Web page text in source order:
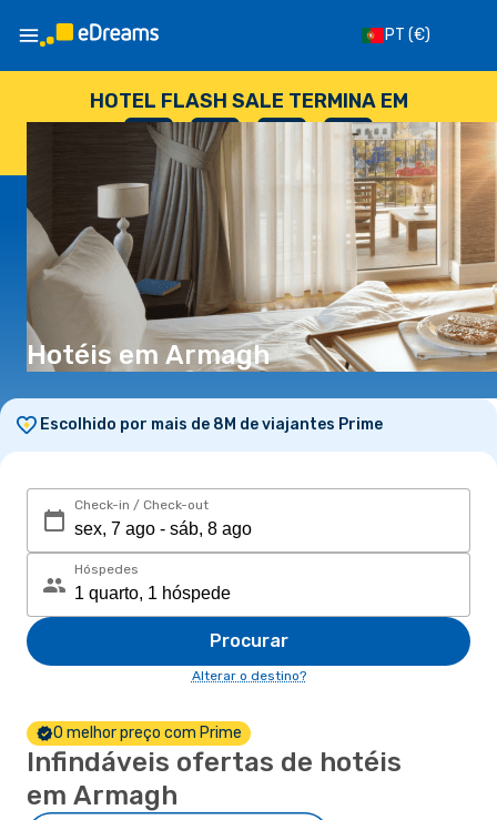
PT (€)
HOTEL FLASH SALE TERMINA EM
--
DIAS
: --
HORAS
: --
SEGUNDOS
Hotéis em Armagh
Escolhido por mais de 8M de viajantes Prime
Check-in / Check-out
Hóspedes
Procurar
Alterar o destino?
O melhor preço com Prime
Infindáveis ofertas de hotéis
em Armagh